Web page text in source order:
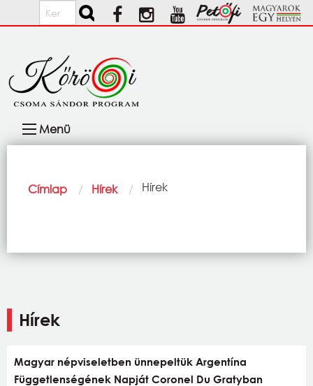
Ugrás a tartalomra
Keresés
navigáció
Menü
Morzsa
Címlap Hírek Current:
Hírek
Hírek
Magyar népviseletben ünnepeltük Argentína
Függetlenségének Napját Coronel Du Gratyban